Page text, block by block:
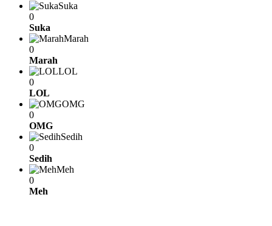
Suka
0
Suka
Marah
0
Marah
LOL
0
LOL
OMG
0
OMG
Sedih
0
Sedih
Meh
0
Meh